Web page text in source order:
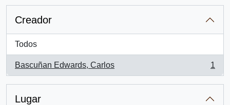
Creador
Todos
Bascuñan Edwards, Carlos
, 1 resultados
1
Lugar